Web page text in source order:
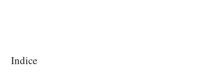
Indice